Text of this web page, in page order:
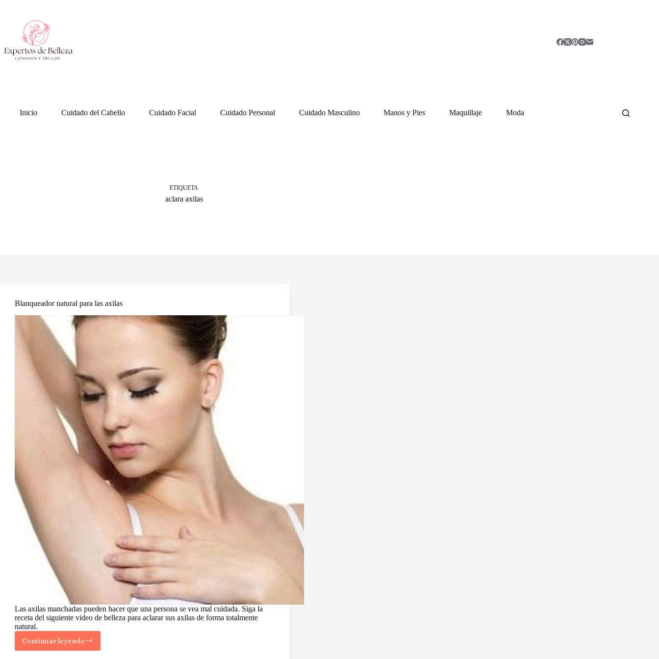
contenido
Inicio Cuidado del Cabello Cuidado Facial Cuidado Personal Cuidado Masculino Manos y Pies Maquillaje Moda
ETIQUETA
aclara axilas
Blanqueador natural para las axilas
Las axilas manchadas pueden hacer que una persona se vea mal cuidada. Siga la
receta del siguiente video de belleza para aclarar sus axilas de forma totalmente
natural.
Continuar leyendo
Blanqueador
natural